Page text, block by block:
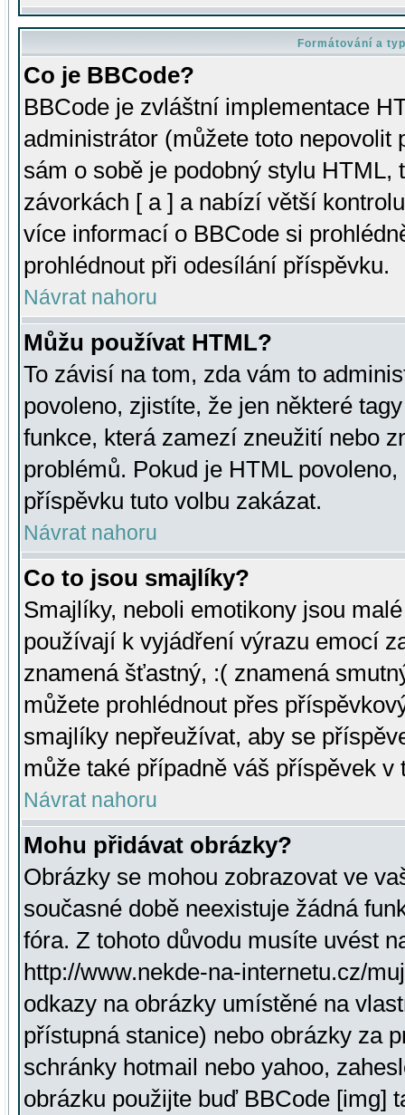
Formátování a
Co je BBCode?
BBCode je zvláštní implementace
administrátor (můžete toto
sám o sobě je podobný stylu HTML,
závorkách [ a ] a nabízí větší
více informací o BBCode si
prohlédnout při odesílání příspěvku.
Návrat nahoru
Můžu používat HTML?
To závisí na tom, zda vám to
povoleno, zjistíte, že jen některé
funkce, která zamezí zneužití nebo
problémů. Pokud je HTML
příspěvku tuto volbu zakázat.
Návrat nahoru
Co to jsou smajlíky?
Smajlíky, neboli emotikony jsou
používají k vyjádření výrazu emocí
znamená šťastný, :( znamená
můžete prohlédnout přes
smajlíky nepřeužívat, aby se
může také případně váš příspěvek v
Návrat nahoru
Mohu přidávat obrázky?
Obrázky se mohou zobrazovat ve
současné době neexistuje žádná
fóra. Z tohoto důvodu musíte uvést
http://www.nekde-na-internetu.cz/
odkazy na obrázky umístěné na
přístupná stanice) nebo obrázky za
schránky hotmail nebo yahoo,
obrázku použijte buď BBCode [img]